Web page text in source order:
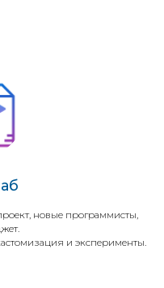
новые программисты,
и эксперименты.